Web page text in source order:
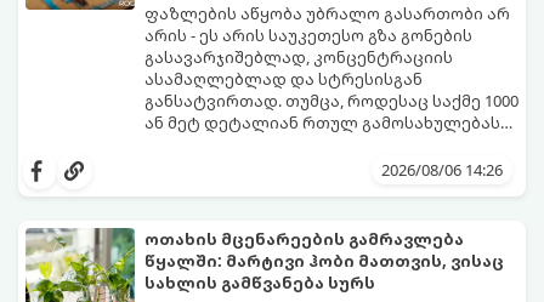
ფაზლების აწყობა უბრალო გასართობი არ
არის - ეს არის საუკეთესო გზა გონების
გასავარჯიშებლად, კონცენტრაციის
ასამაღლებლად და სტრესისგან
განსატვირთად. თუმცა, როდესაც საქმე 1000
ან მეტ დეტალიან რთულ გამოსახულებას
გაჭიმულ და ნერვებისმომშლელ პროცესად
სიამოვნება მოგიტანოთ, გთავაზობთ
2026/08/06 14:26
ოთახის მცენარეების გამრავლება
წყალში: მარტივი ჰობი მათთვის, ვისაც
სახლის გამწვანება სურს